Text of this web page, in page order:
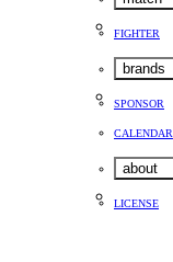
FIGHTER
brands
SPONSOR
CALENDAR
about
LICENSE